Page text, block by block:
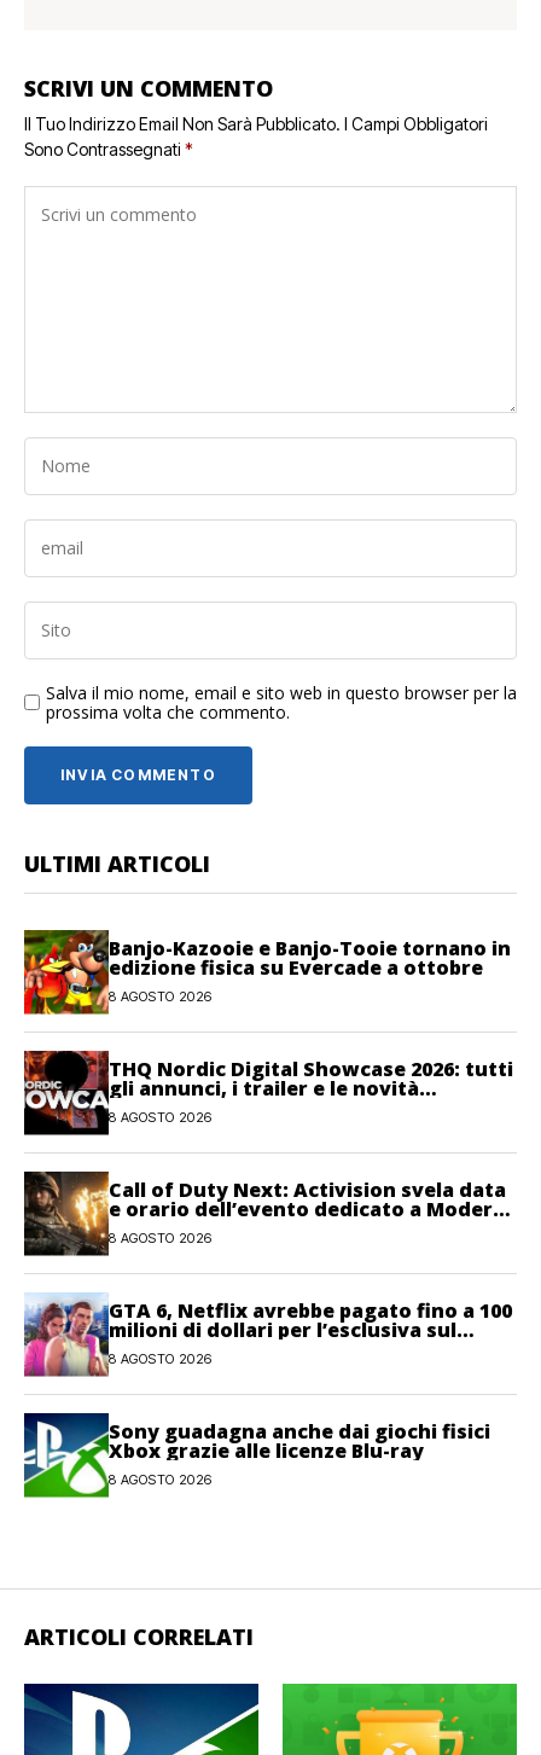
SCRIVI UN COMMENTO
Il Tuo Indirizzo Email Non Sarà Pubblicato. I Campi Obbligatori
Sono Contrassegnati *
Salva il mio nome, email e sito web in questo browser per la
prossima volta che commento.
ULTIMI ARTICOLI
Banjo-Kazooie e Banjo-Tooie tornano in
edizione fisica su Evercade a ottobre
8 AGOSTO 2026
THQ Nordic Digital Showcase 2026: tutti
gli annunci, i trailer e le novità
dell’evento
8 AGOSTO 2026
Call of Duty Next: Activision svela data
e orario dell’evento dedicato a Modern
Warfare 4
8 AGOSTO 2026
GTA 6, Netflix avrebbe pagato fino a 100
milioni di dollari per l’esclusiva sul
gioco
8 AGOSTO 2026
Sony guadagna anche dai giochi fisici
Xbox grazie alle licenze Blu-ray
8 AGOSTO 2026
ARTICOLI CORRELATI